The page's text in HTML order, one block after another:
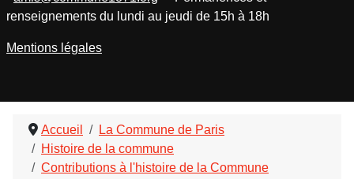
Accueil
La Commune de Paris
Histoire de la commune
Contributions à l'histoire de la Commune
renseignements du lundi au jeudi de 15h à 18h
Mentions légales